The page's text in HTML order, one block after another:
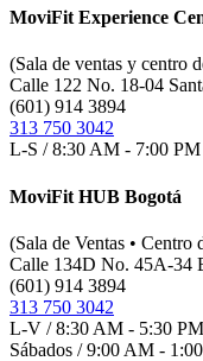
MoviFit Experience
(Sala de ventas y centro
Calle 122 No. 18-04
(601) 914 3894
313 750 3042
L-S / 8:30 AM - 7:00 PM
MoviFit HUB Bogotá
(Sala de Ventas •
Calle 134D No. 45A-34
(601) 914 3894
313 750 3042
L-V / 8:30 AM - 5:30 PM
Sábados / 9:00 AM -